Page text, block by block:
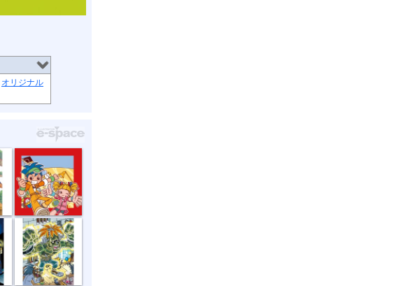
オリジナル
知育CD「うた...
フランケンシ...